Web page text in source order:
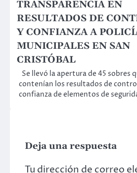
TRANSPARENCIA EN
RESULTADOS DE
Y CONFIANZA A
MUNICIPALES EN SAN
CRISTÓBAL
Se llevó la apertura de 45 sobres
contenían los resultados de
confianza de elementos de
Deja una respuesta
Tu dirección de correo